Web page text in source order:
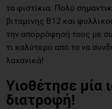
τα φιστίκια. Πολύ
βιταμίνης Β12 και
την απορρόφησή τους με
τι καλύτερο από το να
λαχανικά!
Υιοθέτησε μία
διατροφή!